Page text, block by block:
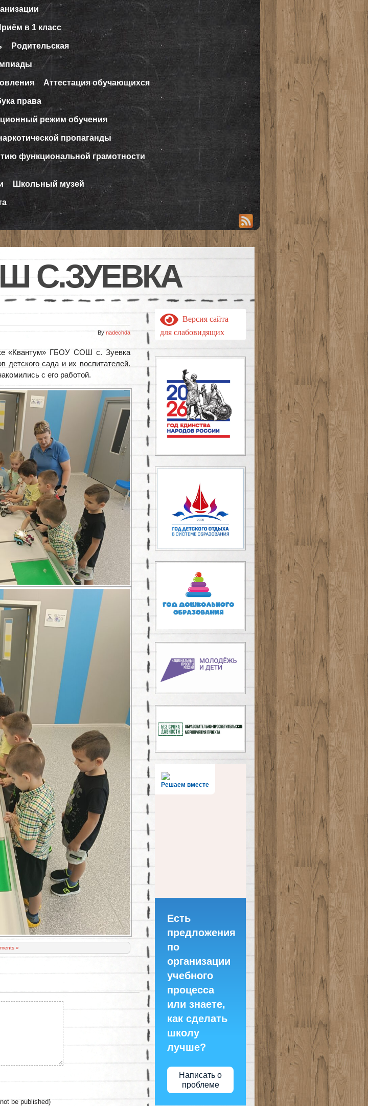
в 1 класс
Родительская
Аттестация обучающихся
права
режим обучения
пропаганды
функциональной грамотности
Школьный музей
С.ЗУЕВКА
By nadechda
«Квантум» ГБОУ СОШ с. Зуевка
детского сада и их воспитателей.
с его работой.
»
be published)
Версия сайта
для слабовидящих
Решаем вместе
Есть
предложения
по
организации
учебного
процесса
или знаете,
как сделать
школу
лучше?
Написать о
проблеме